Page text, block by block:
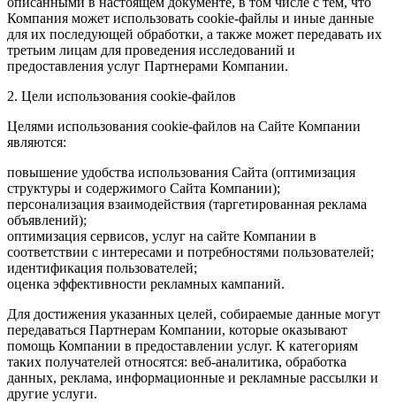
Компания может использовать cookie-файлы и иные данные
для их последующей обработки, а также может передавать их
третьим лицам для проведения исследований и
предоставления услуг Партнерами Компании.
2. Цели использования cookie-файлов
Целями использования cookie-файлов на Сайте Компании
являются:
повышение удобства использования Сайта (оптимизация
структуры и содержимого Сайта Компании);
персонализация взаимодействия (таргетированная реклама
объявлений);
оптимизация сервисов, услуг на сайте Компании в
соответствии с интересами и потребностями пользователей;
идентификация пользователей;
оценка эффективности рекламных кампаний.
Для достижения указанных целей, собираемые данные могут
передаваться Партнерам Компании, которые оказывают
помощь Компании в предоставлении услуг. К категориям
таких получателей относятся: веб-аналитика, обработка
данных, реклама, информационные и рекламные рассылки и
другие услуги.